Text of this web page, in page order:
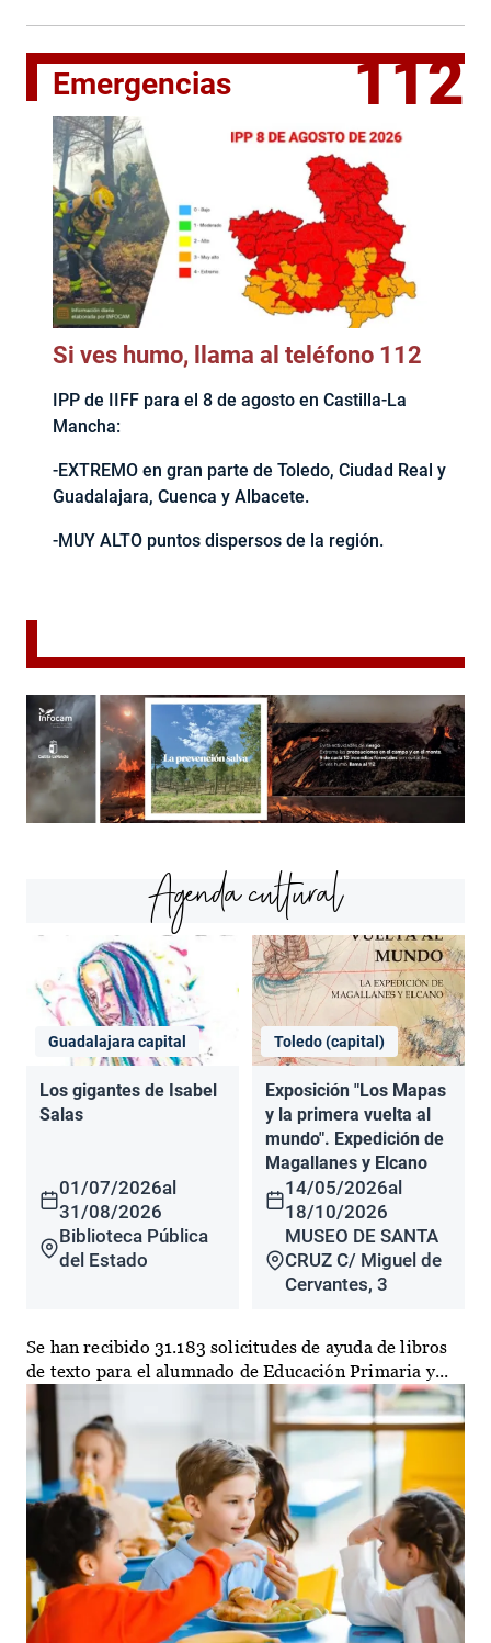
Emergencias 112
Si ves humo, llama al teléfono 112
IPP de IIFF para el 8 de agosto en Castilla-La
Mancha:
-EXTREMO en gran parte de Toledo, Ciudad Real y
Guadalajara, Cuenca y Albacete.
-MUY ALTO puntos dispersos de la región.
Agenda cultural
Guadalajara capital
Los gigantes de Isabel
Salas
01/07/2026al
31/08/2026
Biblioteca Pública
del Estado
Toledo (capital)
Exposición "Los Mapas
y la primera vuelta al
mundo". Expedición de
Magallanes y Elcano
14/05/2026al
18/10/2026
MUSEO DE SANTA
CRUZ C/ Miguel de
Cervantes, 3
Se han recibido 31.183 solicitudes de ayuda de libros
de texto para el alumnado de Educación Primaria y...